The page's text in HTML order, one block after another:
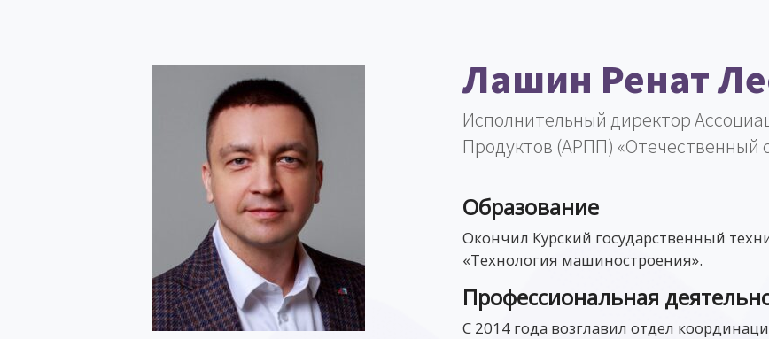
Лашин Ренат
Исполнительный директор
Продуктов (АРПП) «Отечественный
Образование
Окончил Курский государственный
«Технология машиностроения».
Профессиональная
С 2014 года возглавил отдел